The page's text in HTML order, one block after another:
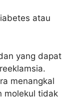
atau
yang dapat
menangkal
molekul tidak